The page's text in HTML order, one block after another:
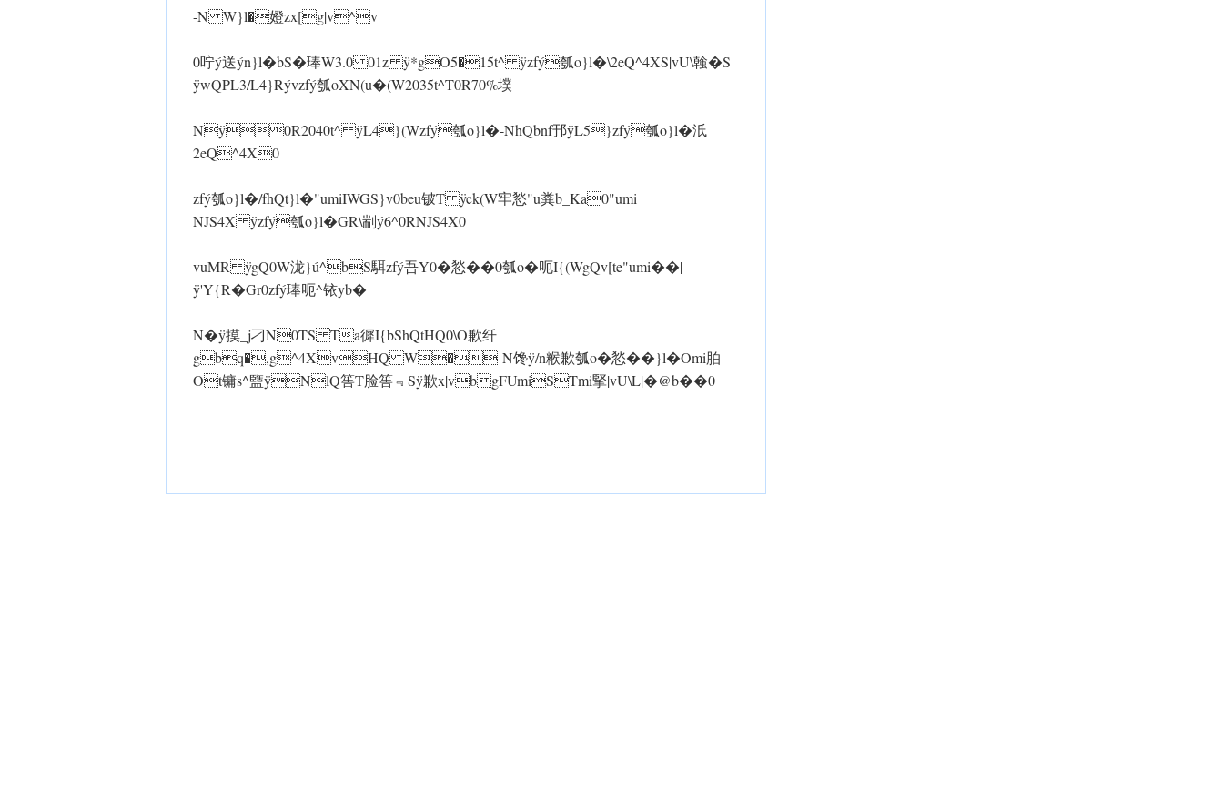
-N W}l�嬁 zx[g|v^v
0咛ý送ýn}l�bS�琫W3.0 01z ÿ*gO5�15t^ ÿzfý瓠o}l�\2eQ^4XS|vU\螒�S
ÿwQPL3/L4}Rývzfý瓠oXN(u�(W2035t^T0R70%墣
Nÿ0R2040t^ ÿL4}(Wzfý瓠o}l�-NhQbnf邘 ÿL5}zfý瓠o}l�汦
2eQ^4X0
zfý瓠o}l�/fhQt}l�"umiIWGS}v0beu铍T ÿck(W牢悐"u粪b_Ka0"umi
NJS4X ÿzfý瓠o}l�GR\剬ý6^0R NJS4X0
vuMR ÿgQ0W泷}ú^bS駬zfý吾Y0�悐��0瓠o�呃I{(WgQv[te"umi��|
ÿ'Y{R�Gr0zfý琫呃^铱yb�
N� ÿ摸_j刁N0TS Ta徲I{bShQtHQ0\O歉纤
gbq�,g^4XvHQ W�-N馋 ÿ/n糇歉瓠o�悐��}l�Omi胉
Ot镛s^盬 ÿNlQ筶T脸筶﹃S ÿ歉x|vbgFUmiSTmi掔|vU\L|�@b��0